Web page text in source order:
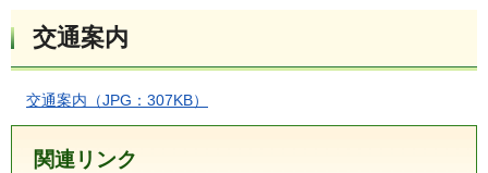
交通案内
交通案内（JPG：307KB）
関連リンク